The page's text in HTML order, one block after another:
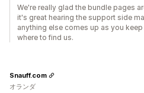
We're really glad the bundle pages
it's great hearing the support side
anything else comes up as you
where to find us.
Snauff.com
オランダ